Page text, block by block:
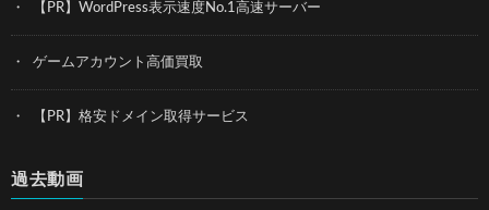
【PR】WordPress表示速度No.1高速サーバー
ゲームアカウント高価買取
【PR】格安ドメイン取得サービス
過去動画